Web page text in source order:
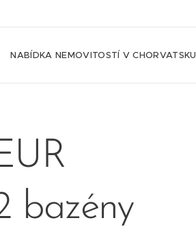
NABÍDKA NEMOVITOSTÍ V CHORVATSKU
bazény